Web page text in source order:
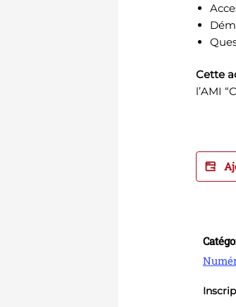
Cette
l’AMI